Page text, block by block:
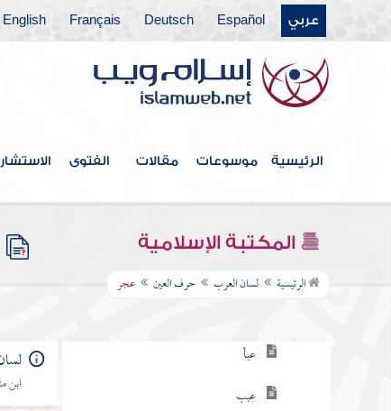
عربي Español
Deutsch
Français
English
الرئيسية موسوعات مقالات الفتوى
المكتبة الإسلامية
الرئيسية لسان العرب حرف العين عجر
حرف السين
حرف الشين
حرف الصاد
حرف الضاد
حرف الطاء
حرف الظاء
حرف العين
عبأ
عبب
ابن